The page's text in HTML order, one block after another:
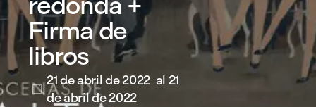
Firma de
libros

21 de abril de 2022 al 21
de abril de 2022